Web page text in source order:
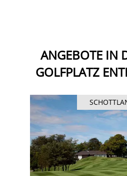
ANGEBOTE IN
GOLFPLATZ